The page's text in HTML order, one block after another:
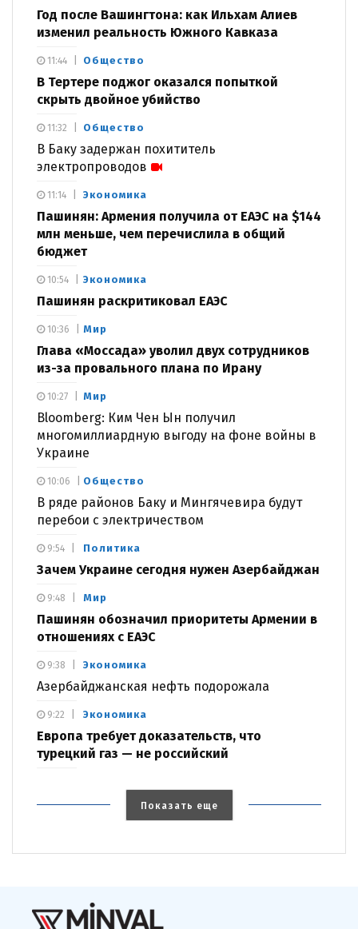
Год после Вашингтона: как Ильхам Алиев
изменил реальность Южного Кавказа
Общество
В Тертере поджог оказался попыткой
скрыть двойное убийство
11:44
Общество
В Баку задержан похититель
электропроводов
11:32
Экономика
Пашинян: Армения получила от ЕАЭС на $144
млн меньше, чем перечислила в общий
бюджет
11:14
Экономика
Пашинян раскритиковал ЕАЭС
10:54
Мир
Глава «Моссада» уволил двух сотрудников
из-за провального плана по Ирану
10:36
Мир
Bloomberg: Ким Чен Ын получил
многомиллиардную выгоду на фоне войны в
Украине
10:27
Общество
В ряде районов Баку и Мингячевира будут
перебои с электричеством
10:06
Политика
Зачем Украине сегодня нужен Азербайджан
9:54
Мир
Пашинян обозначил приоритеты Армении в
отношениях с ЕАЭС
9:48
Экономика
Азербайджанская нефть подорожала
9:38
Экономика
Европа требует доказательств, что
турецкий газ — не российский
9:22
Показать еще